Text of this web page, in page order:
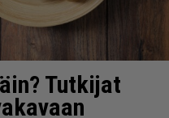
Tutkijat